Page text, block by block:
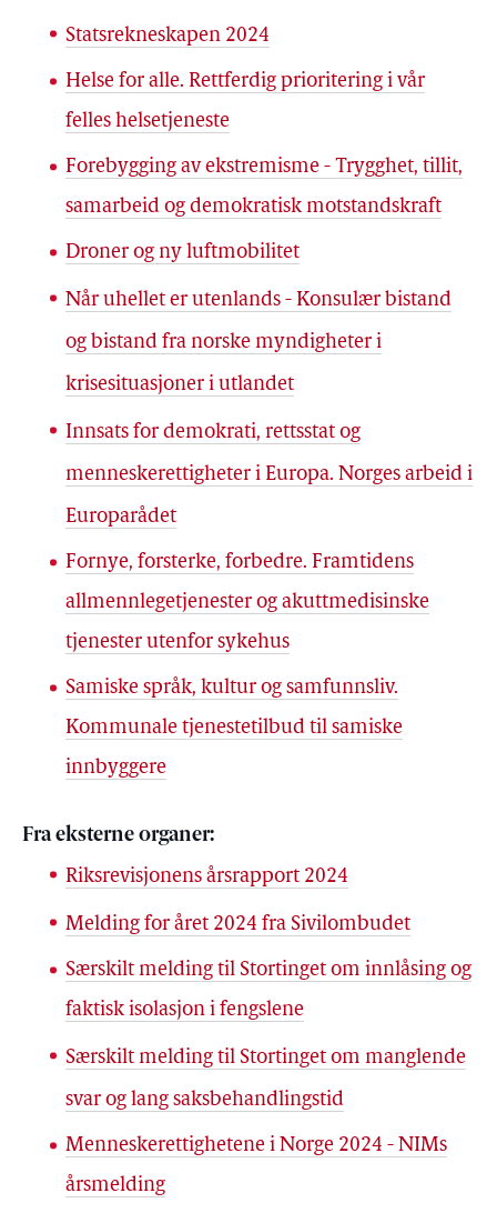
Statsrekneskapen 2024
Helse for alle. Rettferdig prioritering i vår
felles helsetjeneste
Forebygging av ekstremisme - Trygghet, tillit,
samarbeid og demokratisk motstandskraft
Droner og ny luftmobilitet
Når uhellet er utenlands - Konsulær bistand
og bistand fra norske myndigheter i
krisesituasjoner i utlandet
Innsats for demokrati, rettsstat og
menneskerettigheter i Europa. Norges arbeid i
Europarådet
Fornye, forsterke, forbedre. Framtidens
allmennlegetjenester og akuttmedisinske
tjenester utenfor sykehus
Samiske språk, kultur og samfunnsliv.
Kommunale tjenestetilbud til samiske
innbyggere
Fra eksterne organer:
Riksrevisjonens årsrapport 2024
Melding for året 2024 fra Sivilombudet
Særskilt melding til Stortinget om innlåsing og
faktisk isolasjon i fengslene
Særskilt melding til Stortinget om manglende
svar og lang saksbehandlingstid
Menneskerettighetene i Norge 2024 - NIMs
årsmelding